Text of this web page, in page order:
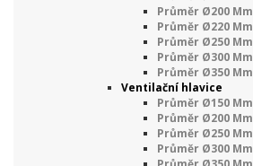
Průměr Ø200 Mm
Průměr Ø220 Mm
Průměr Ø250 Mm
Průměr Ø300 Mm
Průměr Ø350 Mm
Ventilační hlavice
Průměr Ø150 Mm
Průměr Ø200 Mm
Průměr Ø250 Mm
Průměr Ø300 Mm